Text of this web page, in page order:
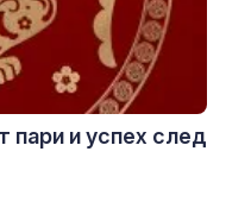
пари и успех след